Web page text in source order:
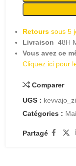
Retours sous 5
Livraison 48H
Vous avez ce
Cliquez ici pour
Comparer
UGS :
Catégories :
Partagé